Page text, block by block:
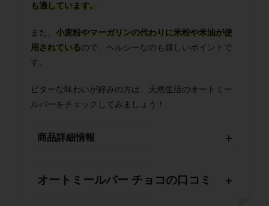
も適しています。
また、 小麦粉やマーガリンの代わりに米粉や米油が使
用されているので、ヘルシーなのも嬉しいポイントで
す。
ビターな味わいが好みの方は、天然生活のオートミー
ルバーをチェックしてみましょう！
商品詳細情報
オートミールバー チョコの口コミ